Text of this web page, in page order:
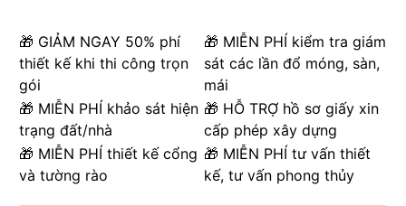
🎁 GIẢM NGAY 50% phí
thiết kế khi thi công trọn
gói
🎁 MIỄN PHÍ kiểm tra giám
sát các lần đổ móng, sàn,
mái
🎁 MIỄN PHÍ khảo sát hiện
trạng đất/nhà
🎁 HỖ TRỢ hồ sơ giấy xin
cấp phép xây dựng
🎁 MIỄN PHÍ thiết kế cổng
và tường rào
🎁 MIỄN PHÍ tư vấn thiết
kế, tư vấn phong thủy